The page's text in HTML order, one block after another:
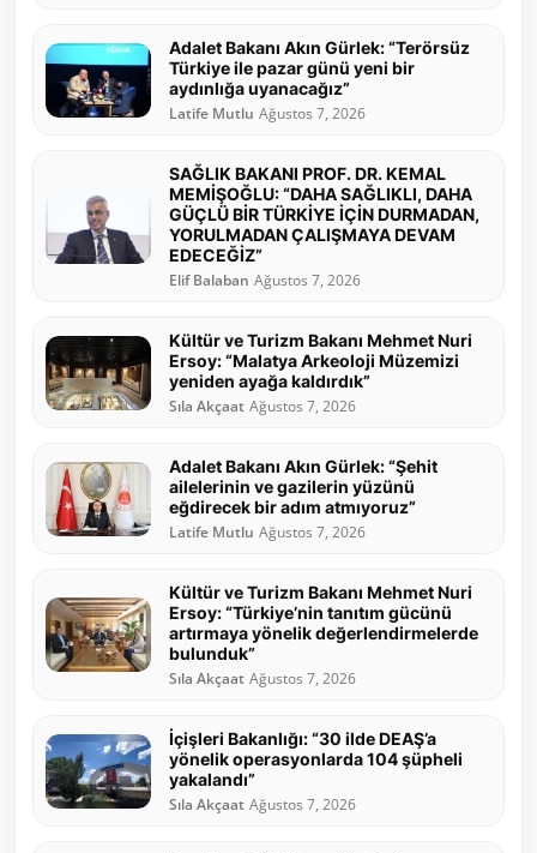
Adalet Bakanı Akın Gürlek: “Terörsüz
Türkiye ile pazar günü yeni bir
aydınlığa uyanacağız”
Latife Mutlu Ağustos 7, 2026
SAĞLIK BAKANI PROF. DR. KEMAL
MEMİŞOĞLU: “DAHA SAĞLIKLI, DAHA
GÜÇLÜ BİR TÜRKİYE İÇİN DURMADAN,
YORULMADAN ÇALIŞMAYA DEVAM
EDECEĞİZ”
Elif Balaban Ağustos 7, 2026
Kültür ve Turizm Bakanı Mehmet Nuri
Ersoy: “Malatya Arkeoloji Müzemizi
yeniden ayağa kaldırdık”
Sıla Akçaat Ağustos 7, 2026
Adalet Bakanı Akın Gürlek: “Şehit
ailelerinin ve gazilerin yüzünü
eğdirecek bir adım atmıyoruz”
Latife Mutlu Ağustos 7, 2026
Kültür ve Turizm Bakanı Mehmet Nuri
Ersoy: “Türkiye’nin tanıtım gücünü
artırmaya yönelik değerlendirmelerde
bulunduk”
Sıla Akçaat Ağustos 7, 2026
İçişleri Bakanlığı: “30 ilde DEAŞ’a
yönelik operasyonlarda 104 şüpheli
yakalandı”
Sıla Akçaat Ağustos 7, 2026